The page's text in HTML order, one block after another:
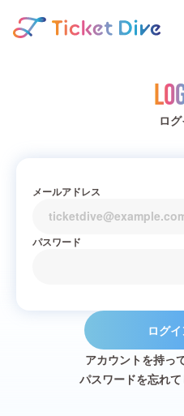
ロ
メールアドレス
パスワード
ログ
アカウントを持っ
パスワードを忘れ